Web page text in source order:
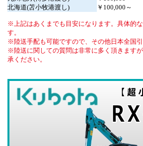
北海道(苫小牧港渡し)
￥100,000～
上記はあくまでも目安になります。具体的
す。
陸送手配も可能ですので、その他日本全国
陸送に関しての質問は非常に多く頂きます
承ください。